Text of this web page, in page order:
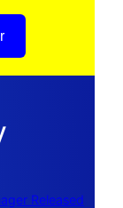
Released